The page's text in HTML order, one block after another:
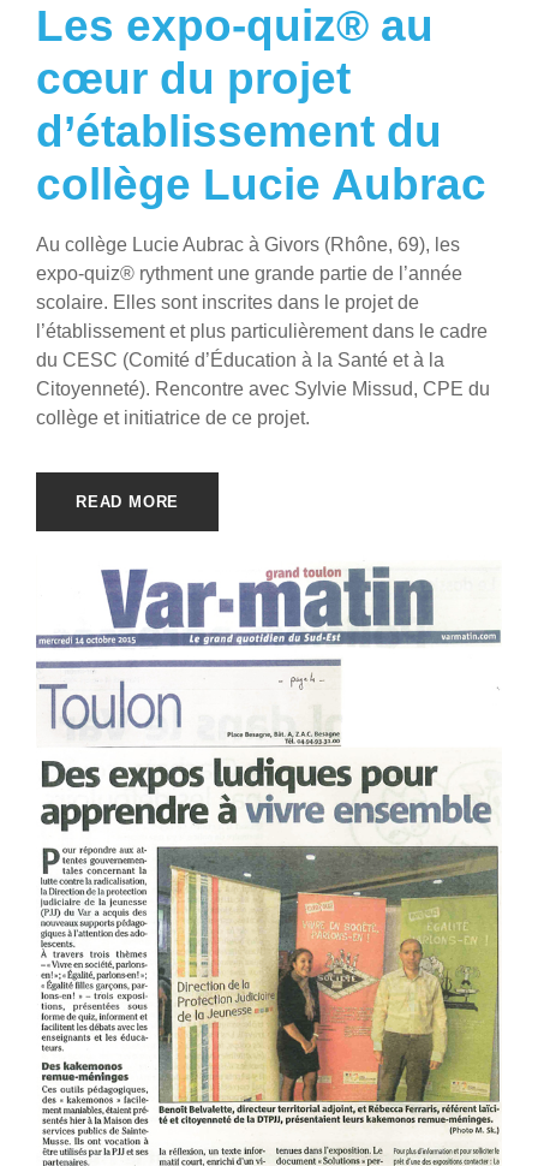
Les expo-quiz® au
cœur du projet
d’établissement du
collège Lucie Aubrac
Au collège Lucie Aubrac à Givors (Rhône, 69), les
expo-quiz® rythment une grande partie de l’année
scolaire. Elles sont inscrites dans le projet de
l’établissement et plus particulièrement dans le cadre
du CESC (Comité d’Éducation à la Santé et à la
Citoyenneté). Rencontre avec Sylvie Missud, CPE du
collège et initiatrice de ce projet.
READ MORE